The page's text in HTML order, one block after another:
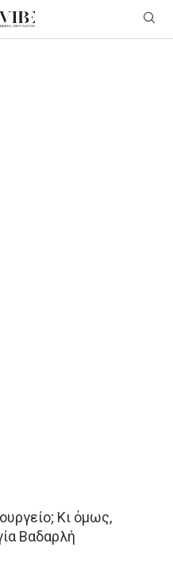
Κι όμως,
Βαδαρλή